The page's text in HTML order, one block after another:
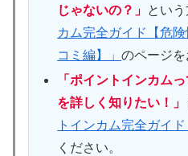
じゃないの？」 という
カム完全ガイド【危
コミ編】」のページを
「ポイントインカム
を詳しく知りたい！」
トインカム完全ガイド
ください。